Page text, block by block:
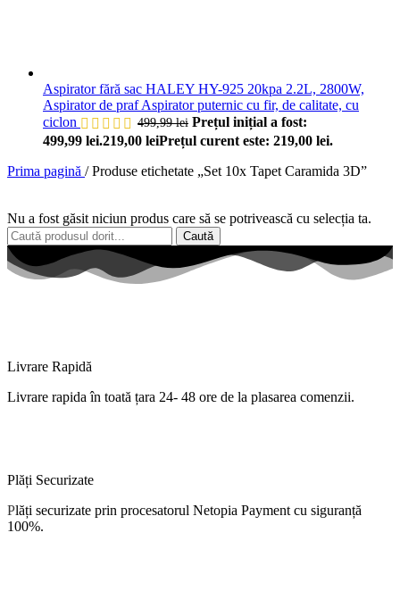
Aspirator fără sac HALEY HY-925 20kpa 2.2L, 2800W,
Aspirator de praf Aspirator puternic cu fir, de calitate, cu
ciclon
499,99lei Prețul inițial a fost:
499,99 lei.219,00 leiPrețul curent este: 219,00 lei.
Prima pagină / Produse etichetate „Set 10x Tapet Caramida 3D”
Nu a fost găsit niciun produs care să se potrivească cu selecția ta.
Caută
Livrare Rapidă
Livrare rapida în toată țara 24- 48 ore de la plasarea comenzii.
Plăți Securizate
Plăți securizate prin procesatorul Netopia Payment cu siguranță
100%.